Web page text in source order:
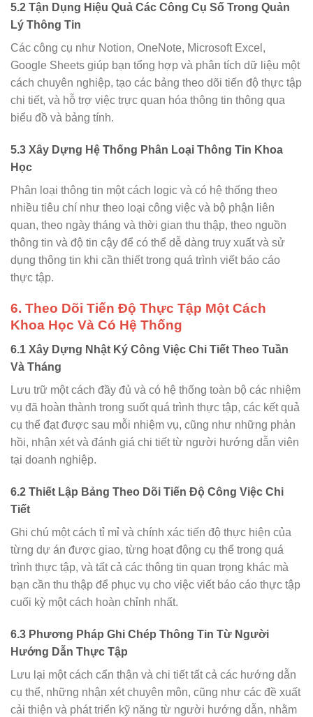
5.2 Tận Dụng Hiệu Quả Các Công Cụ Số Trong Quản
Lý Thông Tin
Các công cụ như Notion, OneNote, Microsoft Excel,
Google Sheets giúp bạn tổng hợp và phân tích dữ liệu một
cách chuyên nghiệp, tạo các bảng theo dõi tiến độ thực tập
chi tiết, và hỗ trợ việc trực quan hóa thông tin thông qua
biểu đồ và bảng tính.
5.3 Xây Dựng Hệ Thống Phân Loại Thông Tin Khoa
Học
Phân loại thông tin một cách logic và có hệ thống theo
nhiều tiêu chí như theo loại công việc và bộ phận liên
quan, theo ngày tháng và thời gian thu thập, theo nguồn
thông tin và độ tin cậy để có thể dễ dàng truy xuất và sử
dụng thông tin khi cần thiết trong quá trình viết báo cáo
thực tập.
6. Theo Dõi Tiến Độ Thực Tập Một Cách
Khoa Học Và Có Hệ Thống
6.1 Xây Dựng Nhật Ký Công Việc Chi Tiết Theo Tuần
Và Tháng
Lưu trữ một cách đầy đủ và có hệ thống toàn bộ các nhiệm
vụ đã hoàn thành trong suốt quá trình thực tập, các kết quả
cụ thể đạt được sau mỗi nhiệm vụ, cũng như những phản
hồi, nhận xét và đánh giá chi tiết từ người hướng dẫn viên
tại doanh nghiệp.
6.2 Thiết Lập Bảng Theo Dõi Tiến Độ Công Việc Chi
Tiết
Ghi chú một cách tỉ mỉ và chính xác tiến độ thực hiện của
từng dự án được giao, từng hoạt động cụ thể trong quá
trình thực tập, và tất cả các thông tin quan trọng khác mà
bạn cần thu thập để phục vụ cho việc viết báo cáo thực tập
cuối kỳ một cách hoàn chỉnh nhất.
6.3 Phương Pháp Ghi Chép Thông Tin Từ Người
Hướng Dẫn Thực Tập
Lưu lại một cách cẩn thận và chi tiết tất cả các hướng dẫn
cụ thể, những nhận xét chuyên môn, cũng như các đề xuất
cải thiện và phát triển kỹ năng từ người hướng dẫn, nhằm